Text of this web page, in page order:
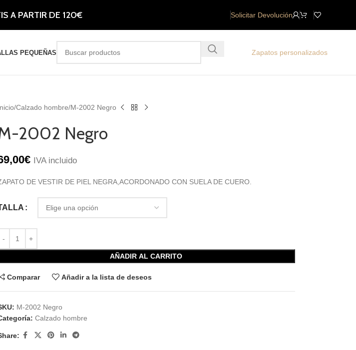
A PARTIR DE 120€ Solicitar Devolución
PEQUEÑAS Zapatos personalizados
Calzado hombre M-2002 Negro
2002 Negro
€ IVA incluido
DE VESTIR DE PIEL NEGRA,ACORDONADO CON SUELA DE CUERO.
AÑADIR AL CARRITO
Comparar Añadir a la lista de deseos
M-2002 Negro
Calzado hombre